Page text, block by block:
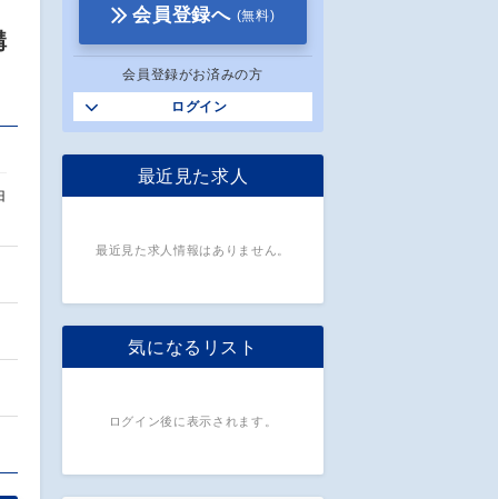
会員登録へ (無料)
会員登録がお済みの方
ログイン
最近見た求人
最近見た求人情報はありません。
気になるリスト
ログイン後に表示されます。